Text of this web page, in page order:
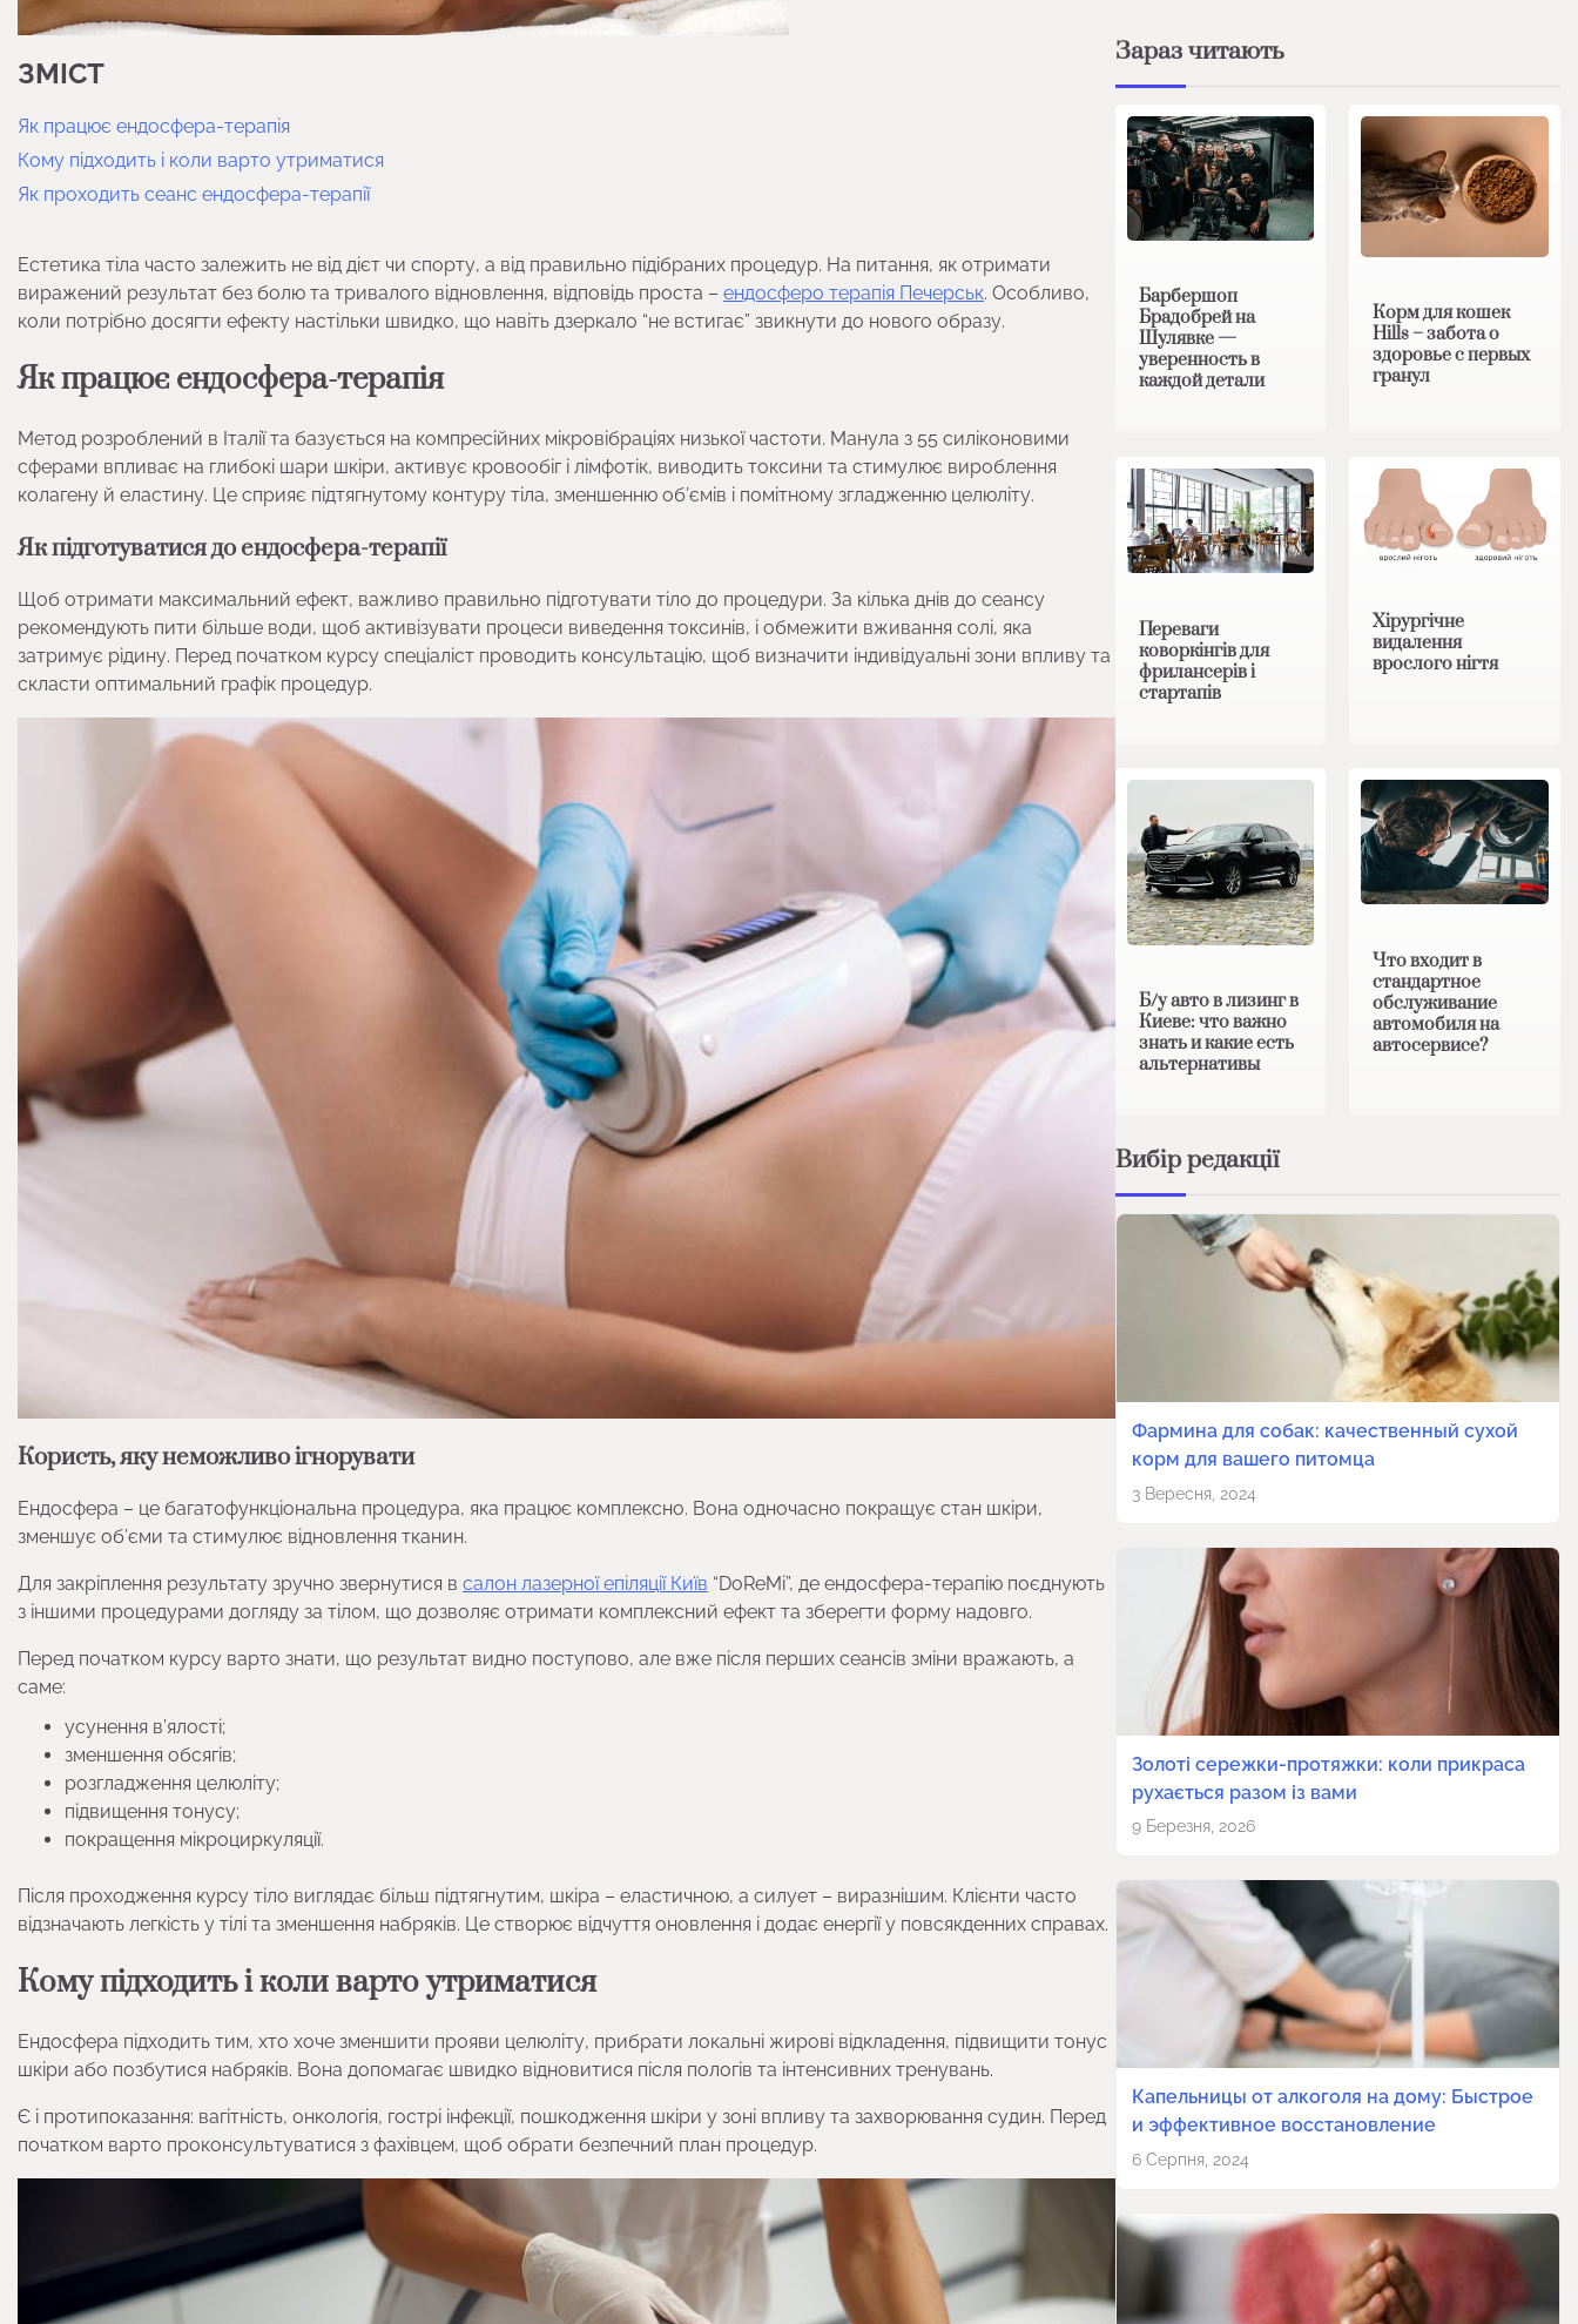
ЗМІСТ
Як працює ендосфера-терапія
Кому підходить і коли варто утриматися
Як проходить сеанс ендосфера-терапії
Естетика тіла часто залежить не від дієт чи спорту, а від правильно підібраних процедур. На питання, як отримати
виражений результат без болю та тривалого відновлення, відповідь проста – ендосферо терапія Печерськ. Особливо,
коли потрібно досягти ефекту настільки швидко, що навіть дзеркало “не встигає” звикнути до нового образу.
Як працює ендосфера-терапія
Метод розроблений в Італії та базується на компресійних мікровібраціях низької частоти. Манула з 55 силіконовими
сферами впливає на глибокі шари шкіри, активує кровообіг і лімфотік, виводить токсини та стимулює вироблення
колагену й еластину. Це сприяє підтягнутому контуру тіла, зменшенню об’ємів і помітному згладженню целюліту.
Як підготуватися до ендосфера-терапії
Щоб отримати максимальний ефект, важливо правильно підготувати тіло до процедури. За кілька днів до сеансу
рекомендують пити більше води, щоб активізувати процеси виведення токсинів, і обмежити вживання солі, яка
затримує рідину. Перед початком курсу спеціаліст проводить консультацію, щоб визначити індивідуальні зони впливу та
скласти оптимальний графік процедур.
Користь, яку неможливо ігнорувати
Ендосфера – це багатофункціональна процедура, яка працює комплексно. Вона одночасно покращує стан шкіри,
зменшує об’єми та стимулює відновлення тканин.
Для закріплення результату зручно звернутися в салон лазерної епіляції Київ “DoReMi”, де ендосфера-терапію поєднують
з іншими процедурами догляду за тілом, що дозволяє отримати комплексний ефект та зберегти форму надовго.
Перед початком курсу варто знати, що результат видно поступово, але вже після перших сеансів зміни вражають, а
саме:
усунення в’ялості;
зменшення обсягів;
розгладження целюліту;
підвищення тонусу;
покращення мікроциркуляції.
Після проходження курсу тіло виглядає більш підтягнутим, шкіра – еластичною, а силует – виразнішим. Клієнти часто
відзначають легкість у тілі та зменшення набряків. Це створює відчуття оновлення і додає енергії у повсякденних справах.
Кому підходить і коли варто утриматися
Ендосфера підходить тим, хто хоче зменшити прояви целюліту, прибрати локальні жирові відкладення, підвищити тонус
шкіри або позбутися набряків. Вона допомагає швидко відновитися після пологів та інтенсивних тренувань.
Є і протипоказання: вагітність, онкологія, гострі інфекції, пошкодження шкіри у зоні впливу та захворювання судин. Перед
початком варто проконсультуватися з фахівцем, щоб обрати безпечний план процедур.
Зараз читають
Барбершоп
Брадобрей на
Шулявке —
уверенность в
каждой детали
Корм для кошек
Hills – забота о
здоровье с первых
гранул
Переваги
коворкінгів для
фрилансерів і
стартапів
Хірургічне
видалення
врослого нігтя
Б/у авто в лизинг в
Киеве: что важно
знать и какие есть
альтернативы
Что входит в
стандартное
обслуживание
автомобиля на
автосервисе?
Вибір редакції
Фармина для собак: качественный сухой
корм для вашего питомца
3 Вересня, 2024
Золоті сережки-протяжки: коли прикраса
рухається разом із вами
9 Березня, 2026
Капельницы от алкоголя на дому: Быстрое
и эффективное восстановление
6 Серпня, 2024